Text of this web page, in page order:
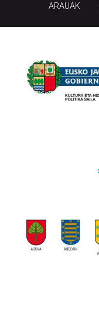
ARAUAK